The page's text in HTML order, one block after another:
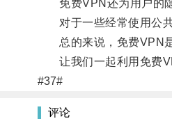
免费VPN还为用户的隐
对于一些经常使用公共
总的来说，免费VPN是
让我们一起利用免费
#37#
评论